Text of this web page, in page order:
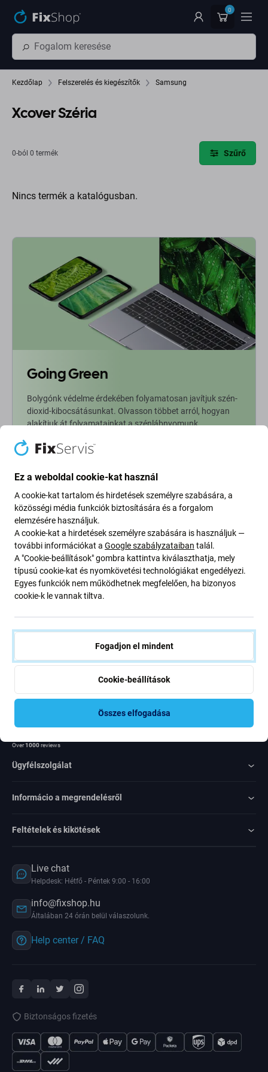
0
Kezdőlap Felszerelés és kiegészítők Samsung
Xcover Széria
0-ból 0 termék Szűrő
Nincs termék a katalógusban.
Going Green
Bolygónk védelme érdekében folyamatosan javítjuk szén-
dioxid-kibocsátásunkat. Olvasson többet arról, hogyan
alakítjuk át folyamatainkat a szénlábnyomunk
Newsletter Fix
Iratkozzon fel, hogy rendszeresen tájékoztatást kapjon az
ajánlatunkról szóló kedvezményekről és hírekről. Ugyanakkor
ennek az űrlapnak a benyújtásával megerősítem, hogy több mint
16 éves vagyok
Egyetértek azzal, hogy híreket kapjak
Over1000reviews
Ügyfélszolgálat
Informácio a megrendelésről
Feltételek és kikötések
Live chat
Helpdesk: Hétfő - Péntek 9:00 - 16:00
info@fixshop.hu
Általában 24 órán belül válaszolunk.
Help center / FAQ
Biztonságos fizetés
Ez a weboldal cookie-kat használ
A cookie-kat tartalom és hirdetések személyre szabására, a
közösségi média funkciók biztosítására és a forgalom
elemzésére használjuk.
A cookie-kat a hirdetések személyre szabására is használjuk —
további információkat a Google szabályzataiban talál.
A "Cookie-beállítások" gombra kattintva kiválaszthatja, mely
típusú cookie-kat és nyomkövetési technológiákat engedélyezi.
Egyes funkciók nem működhetnek megfelelően, ha bizonyos
cookie-k le vannak tiltva.
Fogadjon el mindent
Cookie-beállítások
Összes elfogadása